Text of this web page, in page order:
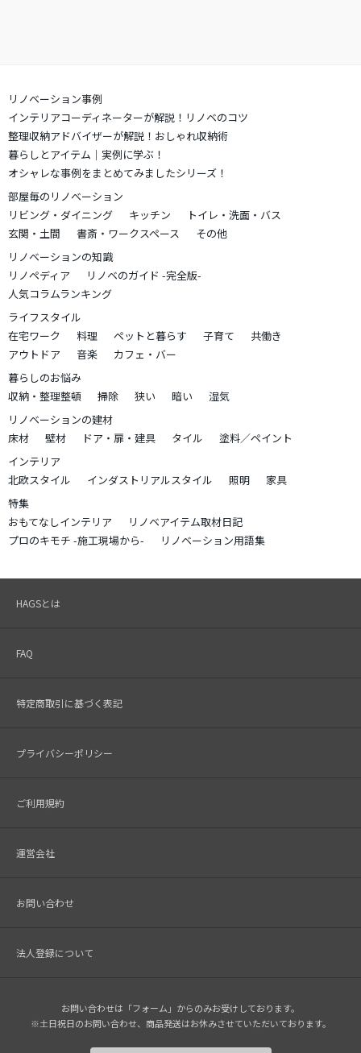
リノベーション事例
インテリアコーディネーターが解説！リノベのコツ
整理収納アドバイザーが解説！おしゃれ収納術
暮らしとアイテム｜実例に学ぶ！
オシャレな事例をまとめてみましたシリーズ！
部屋毎のリノベーション
リビング・ダイニング
キッチン
トイレ・洗面・バス
玄関・土間
書斎・ワークスペース
その他
リノベーションの知識
リノペディア
リノベのガイド -完全版-
人気コラムランキング
ライフスタイル
在宅ワーク
料理 ペットと暮らす 子育て
共働き
アウトドア
音楽
カフェ・バー
暮らしのお悩み
収納・整理整頓
掃除 狭い 暗い
湿気
リノベーションの建材
床材
壁材 ドア・扉・建具 タイル
塗料／ペイント
インテリア
北欧スタイル
インダストリアルスタイル 照明
家具
特集
おもてなしインテリア
リノベアイテム取材日記
プロのキモチ -施工現場から-
リノベーション用語集
HAGSとは
FAQ
特定商取引に基づく表記
プライバシーポリシー
ご利用規約
運営会社
お問い合わせ
法人登録について
お問い合わせは「フォーム」からのみお受けしております。
※土日祝日のお問い合わせ、商品発送はお休みさせていただいております。